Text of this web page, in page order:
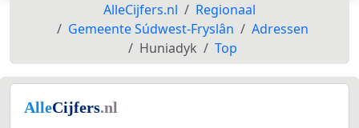
AlleCijfers.nl
Regionaal
Gemeente Súdwest-Fryslân
Adressen
Huniadyk
Top